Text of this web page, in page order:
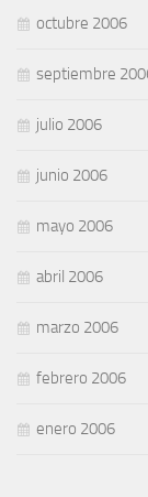
octubre 2006
septiembre
julio 2006
junio 2006
mayo 2006
abril 2006
marzo 2006
febrero 2006
enero 2006